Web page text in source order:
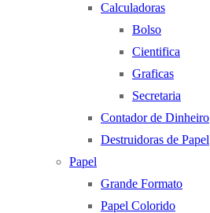
Calculadoras
Bolso
Cientifica
Graficas
Secretaria
Contador de Dinheiro
Destruidoras de Papel
Papel
Grande Formato
Papel Colorido